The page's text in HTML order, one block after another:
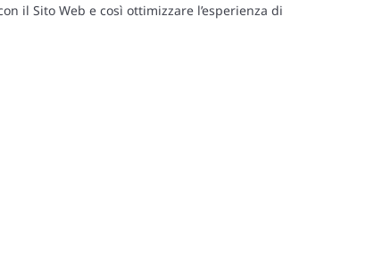
il Sito Web e così ottimizzare l’esperienza di